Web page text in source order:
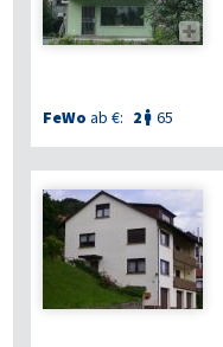

FeWo ab €: 2  65